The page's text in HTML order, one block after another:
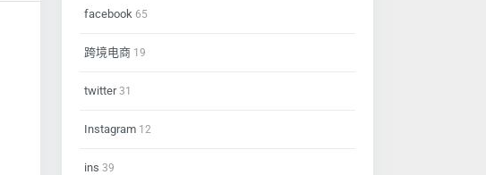
facebook 65
跨境电商 19
twitter31
Instagram 12
ins 39